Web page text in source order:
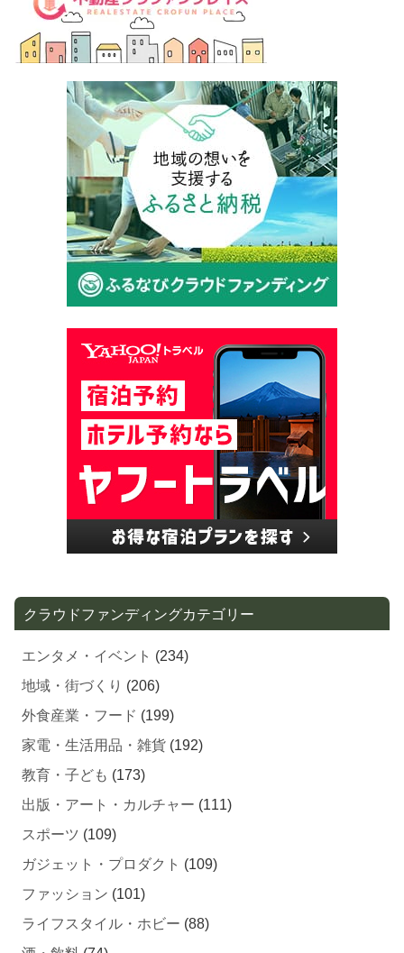
クラウドファンディングカテゴリー
エンタメ・イベント (234)
地域・街づくり (206)
外食産業・フード (199)
家電・生活用品・雑貨 (192)
教育・子ども (173)
出版・アート・カルチャー (111)
スポーツ (109)
ガジェット・プロダクト (109)
ファッション (101)
ライフスタイル・ホビー (88)